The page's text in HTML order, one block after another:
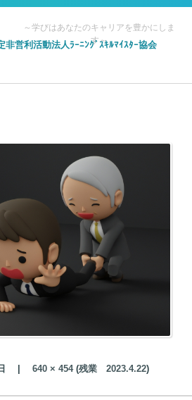
非営利活動法人ﾗｰﾆﾝｸﾞｽｷﾙﾏｲｽﾀｰ協会
～学びはあなたのキャリアを豊かにしま
す～
640 × 454(残業 2023.4.22)